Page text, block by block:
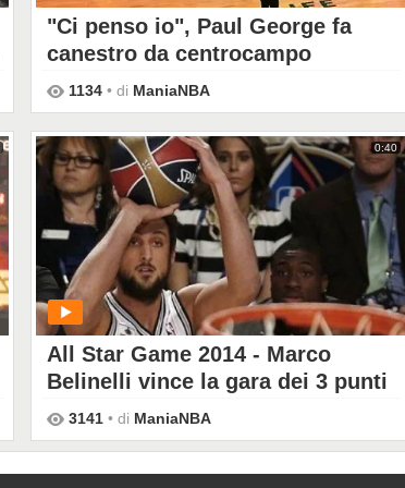
"Ci penso io", Paul George fa
canestro da centrocampo
PLAY
1134 • di ManiaNBA
0:40
All Star Game 2014 - Marco
Belinelli vince la gara dei 3 punti
PLAY
3141 • di ManiaNBA